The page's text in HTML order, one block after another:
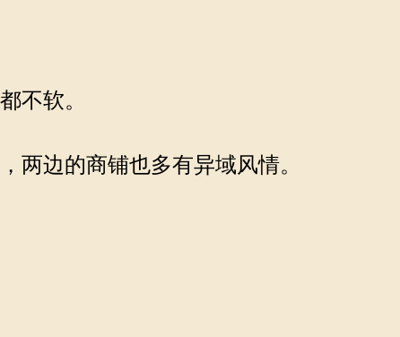
不软。
边的商铺也多有异域风情。